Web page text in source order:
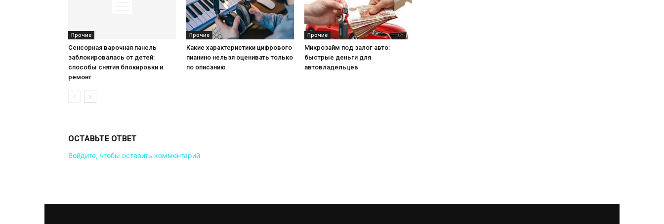
Прочие
Сенсорная варочная панель
заблокировалась от детей:
способы снятия блокировки и
ремонт
Прочие
Какие характеристики цифрового
пианино нельзя оценивать только
по описанию
Прочие
Микрозайм под залог авто:
быстрые деньги для
автовладельцев
ОСТАВЬТЕ ОТВЕТ
Войдите, чтобы оставить комментарий